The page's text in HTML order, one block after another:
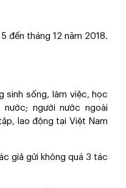
5 đến tháng 12 năm 2018.
sinh sống, làm việc, học
người nước ngoài
lao động tại Việt Nam
giả gửi không quá 3 tác